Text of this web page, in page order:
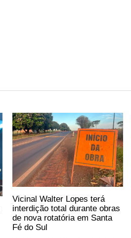
Vicinal Walter Lopes terá
interdição total durante obras
de nova rotatória em Santa
Fé do Sul